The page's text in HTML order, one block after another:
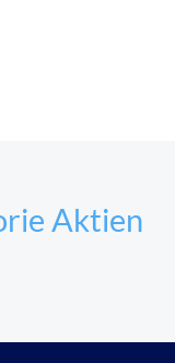
Aktien